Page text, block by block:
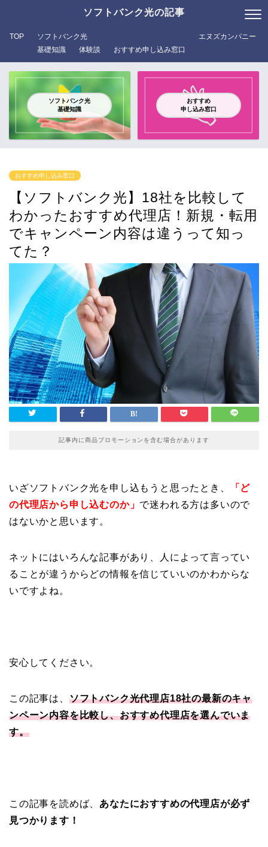
ソフトバンク光の記事
TOP
ソフトバンク光
基礎知識
体験談 おすすめ申し込み窓口
エヌズカンパニー
ソフトバンク光
基礎知識
おすすめ
申し込み窓口
おすすめ申し込み窓口
【ソフトバンク光】18社を比較して
わかったおすすめ代理店！新規・転用
でキャンペーン内容は違うって知っ
てた？
記事内に商品プロモーションを含む場合があります
いざソフトバンク光を申し込もうと思ったとき、
「ど
の代理店から申し込むのか」 で迷われる方は多いので
はないかと思います。
ネットにはいろんな記事があり、人によって言ってい
ることが違うからどの情報を信じていいのかわからな
いですよね。
安心してください。
この記事は、 ソフトバンク光代理店18社の最新のキャ
ンペーン内容を比較し、おすすめ代理店を選んでいま
す。
この記事を読めば、 あなたにおすすめの代理店が必ず
見つかります！